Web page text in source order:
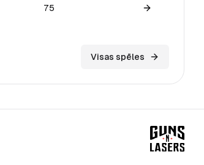
75
View game
Visas spēles